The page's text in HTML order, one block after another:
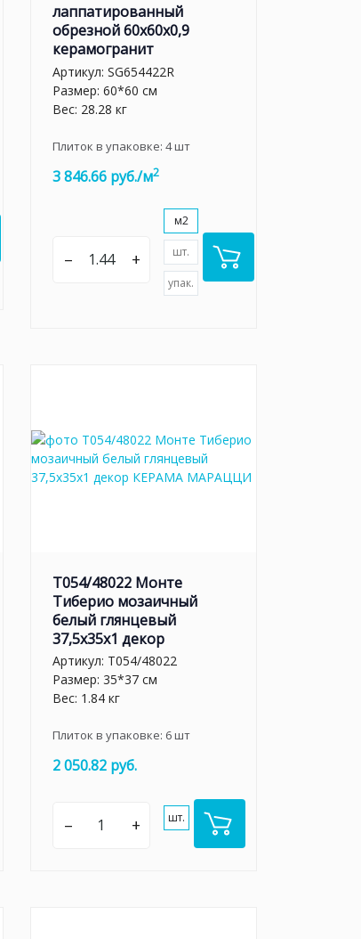
лаппатированный
обрезной 60x60x0,9
керамогранит
Артикул: SG654422R
Размер: 60*60 см
Вес: 28.28 кг
Плиток в упаковке: 4шт
3 846.66 руб./м2
– +
м2
шт.
упак.
T054/48022 Монте
Тиберио мозаичный
белый глянцевый
37,5x35x1 декор
Артикул: T054/48022
Размер: 35*37 см
Вес: 1.84 кг
Плиток в упаковке: 6шт
2 050.82 руб.
– + шт.